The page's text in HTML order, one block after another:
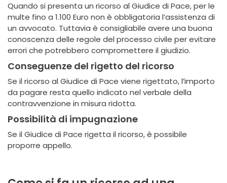
Quando si presenta un ricorso al Giudice di Pace, per le
multe fino a 1.100 Euro non è obbligatoria l’assistenza di
un avvocato. Tuttavia è consigliabile avere una buona
conoscenza delle regole del processo civile per evitare
errori che potrebbero compromettere il giudizio.
Conseguenze del rigetto del ricorso
Se il ricorso al Giudice di Pace viene rigettato, l’importo
da pagare resta quello indicato nel verbale della
contravvenzione in misura ridotta.
Possibilità di impugnazione
Se il Giudice di Pace rigetta il ricorso, è possibile
proporre appello.